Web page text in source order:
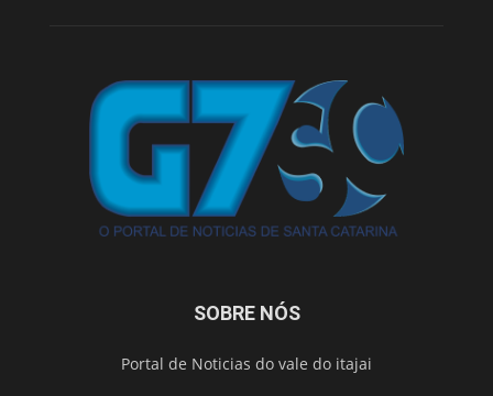
SOBRE NÓS
Portal de Noticias do vale do itajai